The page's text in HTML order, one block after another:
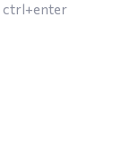
ctrl+enter